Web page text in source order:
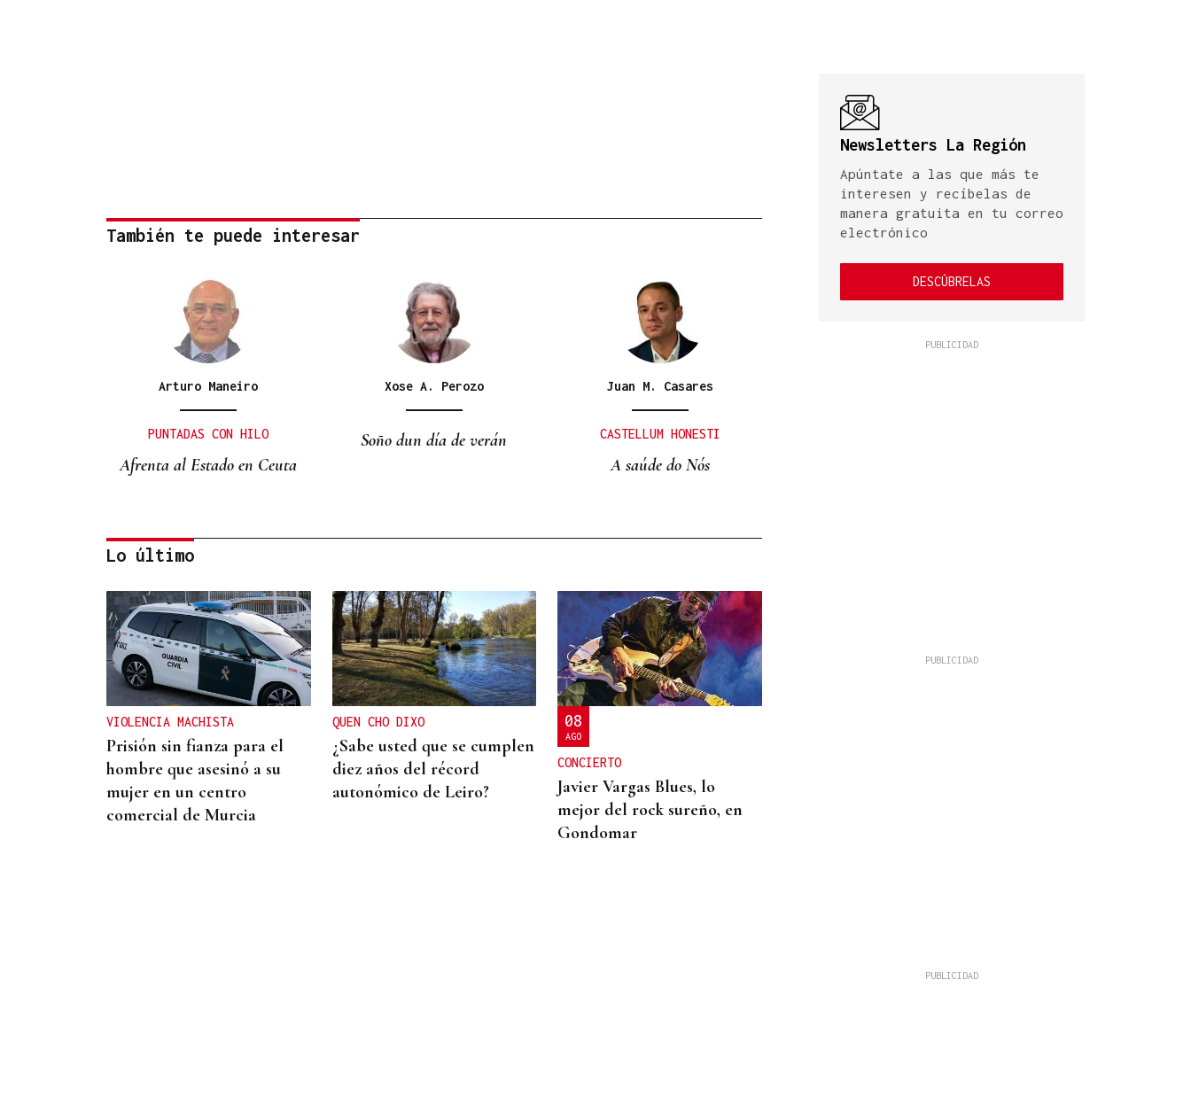
También te puede interesar
Arturo Maneiro
PUNTADAS CON HILO
Afrenta al Estado en Ceuta
Xose A. Perozo
Soño dun día de verán
Juan M. Casares
CASTELLUM HONESTI
A saúde do Nós
Itxu Díaz
CRÓNICAS DE VERANO
El doble bikini como filosofía
de vida
Lo último
VIOLENCIA MACHISTA
Prisión sin fianza para el
hombre que asesinó a su
mujer en un centro
comercial de Murcia
QUEN CHO DIXO
¿Sabe usted que se cumplen
diez años del récord
autonómico de Leiro?
08
AGO
CONCIERTO
Javier Vargas Blues, lo
mejor del rock sureño, en
Gondomar
Newsletters La Región
Apúntate a las que más te
interesen y recíbelas de
manera gratuita en tu correo
electrónico
DESCÚBRELAS